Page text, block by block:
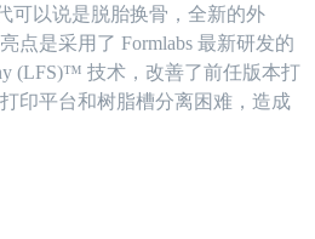
可以说是脱胎换骨，全新的外
点是采用了 Formlabs 最新研发的
(LFS)™ 技术，改善了前任版本打
印平台和树脂槽分离困难，造成